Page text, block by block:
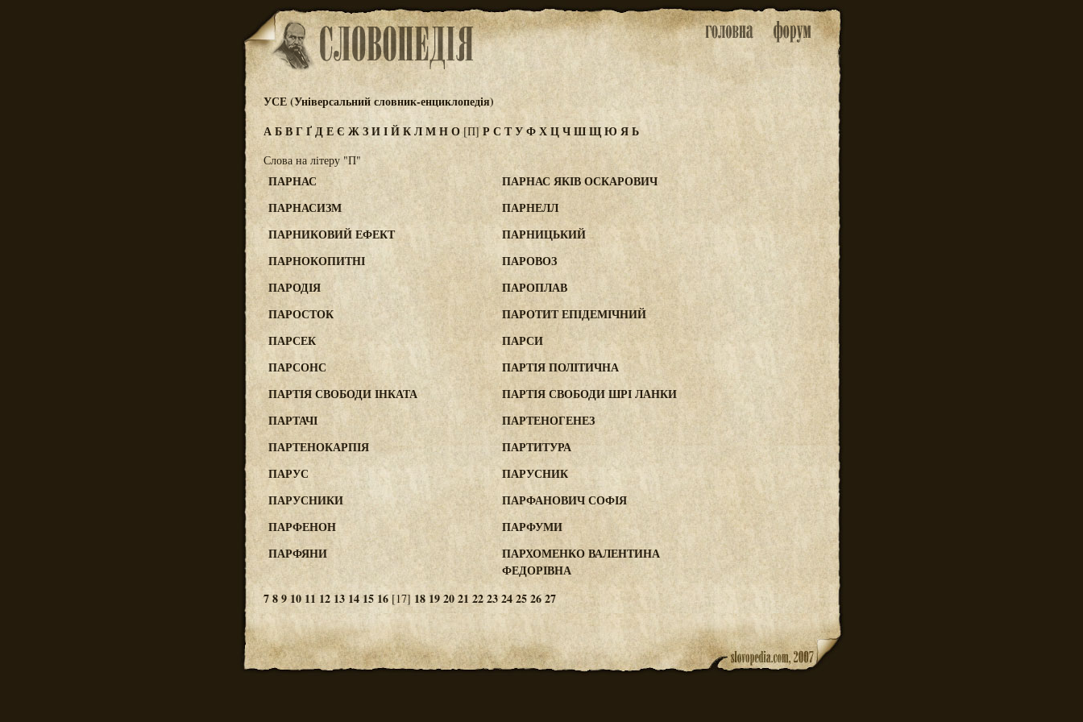
УСЕ (Універсальний словник-енциклопедія)
АБВГҐДЕЄ ЖЗИІЙКЛМНО [П] РС ТУФХЦЧШЩЮ ЯЬ
Слова на літеру "П"
ПАРНАС
ПАРНАС ЯКІВ ОСКАРОВИЧ
ПАРНАСИЗМ
ПАРНЕЛЛ
ПАРНИКОВИЙ ЕФЕКТ
ПАРНИЦЬКИЙ
ПАРНОКОПИТНІ
ПАРОВОЗ
ПАРОДІЯ
ПАРОПЛАВ
ПАРОСТОК
ПАРОТИТ ЕПІДЕМІЧНИЙ
ПАРСЕК
ПАРСИ
ПАРСОНС
ПАРТІЯ ПОЛІТИЧНА
ПАРТІЯ СВОБОДИ ІНКАТА
ПАРТІЯ СВОБОДИ ШРІ ЛАНКИ
ПАРТАЧІ
ПАРТЕНОГЕНЕЗ
ПАРТЕНОКАРПІЯ
ПАРТИТУРА
ПАРУС
ПАРУСНИК
ПАРУСНИКИ
ПАРФАНОВИЧ СОФІЯ
ПАРФЕНОН
ПАРФУМИ
ПАРФЯНИ
ПАРХОМЕНКО ВАЛЕНТИНА
ФЕДОРІВНА
789 10 1112 13 1415 16 [17] 18 192021 222324252627